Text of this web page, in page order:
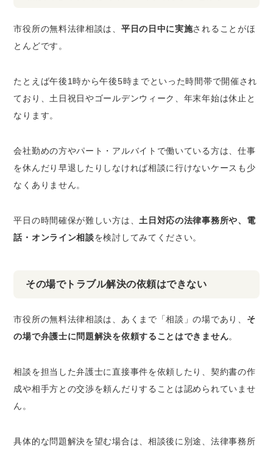
市役所の無料法律相談は、 平日の日中に実施されることがほ
とんどです。
たとえば午後1時から午後5時までといった時間帯で開催され
ており、土日祝日やゴールデンウィーク、年末年始は休止と
なります。
会社勤めの方やパート・アルバイトで働いている方は、仕事
を休んだり早退したりしなければ相談に行けないケースも少
なくありません。
平日の時間確保が難しい方は、 土日対応の法律事務所や、電
話・オンライン相談を検討してみてください。
その場でトラブル解決の依頼はできない
市役所の無料法律相談は、あくまで「相談」の場であり、 そ
の場で弁護士に問題解決を依頼することはできません。
相談を担当した弁護士に直接事件を依頼したり、契約書の作
成や相手方との交渉を頼んだりすることは認められていませ
ん。
具体的な問題解決を望む場合は、相談後に別途、法律事務所